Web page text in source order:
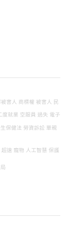
害人 商標權 被害人 民
度就業 空服員 過失 電子
保健法 勞資訴訟 單親
超速 寵物 人工智慧 保護